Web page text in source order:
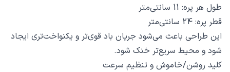
طول هر پره: 11 سانتی‌متر
قطر پره: 24 سانتی‌متر
این طراحی باعث می‌شود جریان باد قوی‌تر و یکنواخت‌تری ایجاد
شود و محیط سریع‌تر خنک شود.
کلید روشن/خاموش و تنظیم سرعت